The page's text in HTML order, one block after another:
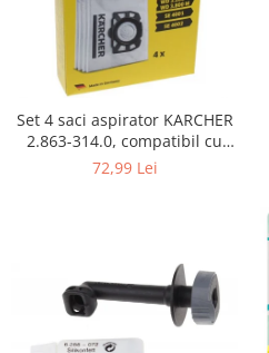
Mobila dormitor
Mobila gradina & terasa
Mobila Living & Dining
Organizare si depozitare
Rafturi
Textile si covoare
Uscatoare rufe
Utilaje si materiale de constructii
Set 4 saci aspirator KARCHER
2.863-314.0, compatibil cu
WD, KWD, SE
72,99 Lei